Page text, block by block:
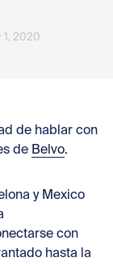
1, 2020
de hablar con
de Belvo.
y Mexico
con
hasta la